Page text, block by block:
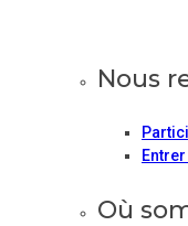
Nous
Où